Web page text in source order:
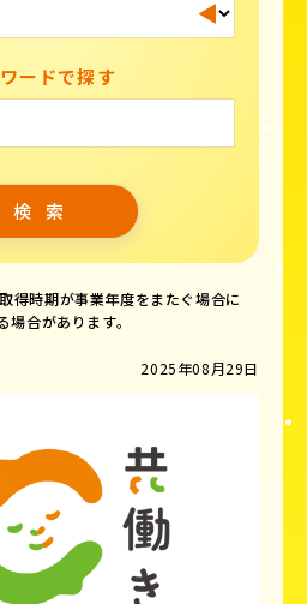
ードで探す
得時期が事業年度をまたぐ場合に
合があります。
2025年08月29日